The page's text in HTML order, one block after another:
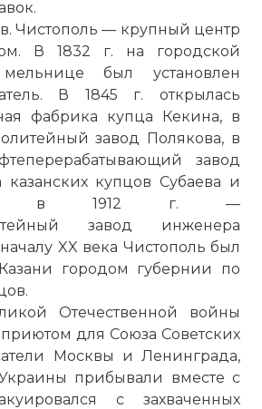
Чистополь — крупный центр
В 1832 г. на городской
был установлен
В 1845 г. открылась
фабрика купца Кекина, в
завод Полякова, в
завод
казанских купцов Субаева и
в 1912 г. —
завод инженера
XX века Чистополь был
Казани городом губернии по
Отечественной войны
приютом для Союза Советских
Москвы и Ленинграда,
прибывали вместе с
с захваченных